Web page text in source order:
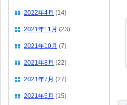
2022年4月 (14)
2021年11月 (23)
2021年10月 (7)
2021年8月 (22)
2021年7月 (27)
2021年5月 (15)